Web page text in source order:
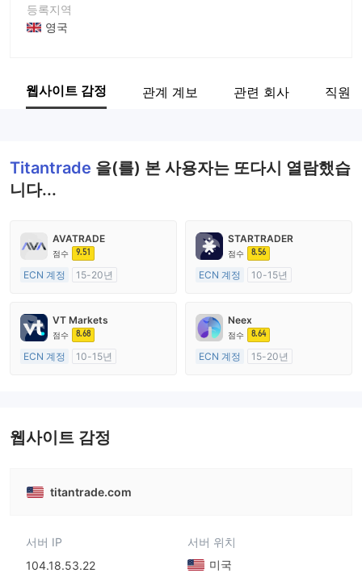
등록지역
영국
회사 전체 이름
웹사이트 감정 관계 계보 관련 회사 직원
Titantrade 을(를) 본 사용자는 또다시 열람했습
니다...
AVATRADE
점수 9.51
ECN 계정
15-20년
외환 거래 라이선스 (MM)
마스터 레이블 MT4
STARTRADER
점수 8.56
ECN 계정
10-15년
외환 거래 라이선스 (MM)
마스터 레이블 MT4
VT Markets
점수 8.68
ECN 계정
10-15년
Neex
점수 8.64
ECN 계정
15-20년
웹사이트 감정
titantrade.com
서버 IP
104.18.53.22
서버 위치
미국